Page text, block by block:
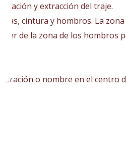
y extracción del traje.
cintura y hombros. La
de la zona de los hombros
o nombre en el centro